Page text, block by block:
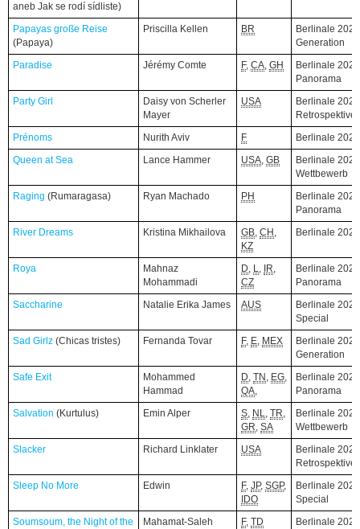
aneb Jak se rodí sídliste)
Papayas große Reise
(Papaya)
Priscilla Kellen BR
Berlinale
Generation
Paradise
Jérémy Comte F, CA, GH
Berlinale
Panorama
Party Girl
Daisy von Scherler
Mayer
USA
Berlinale
Retrospektive
Prénoms
Nurith Aviv F
Berlinale
Queen at Sea
Lance Hammer USA, GB
Berlinale
Wettbewerb
Raging (Rumaragasa) Ryan Machado PH
Berlinale
Panorama
River Dreams
Kristina Mikhailova GB, CH ,
KZ
Berlinale
Roya
Mahnaz
Mohammadi
D, L, IR,
CZ
Berlinale
Panorama
Saccharine
Natalie Erika James AUS
Berlinale
Special
Sad Girlz (Chicas tristes) Fernanda Tovar F, E, MEX
Berlinale
Generation
Safe Exit
Mohammed
Hammad
D, TN , EG,
QA,
Berlinale
Panorama
Salvation (Kurtulus) Emin Alper S, NL, TR,
GR, SA
Berlinale
Wettbewerb
Slacker
Richard Linklater USA
Berlinale
Retrospektive
Sleep No More
Edwin F, JP, SGP,
IDO
Berlinale
Special
Soumsoum, the Night of the
Mahamat-Saleh
F, TD
Berlinale
aneb Jak se rodí sídliste)
Papayas große Reise
(Papaya)
Paradise
Party Girl
Prénoms
Queen at Sea
Raging (Rumaragasa)
River Dreams
Roya
Saccharine
Sad Girlz (Chicas tristes)
Safe Exit
Salvation (Kurtulus)
Slacker
Sleep No More
Soumsoum, the Night of the